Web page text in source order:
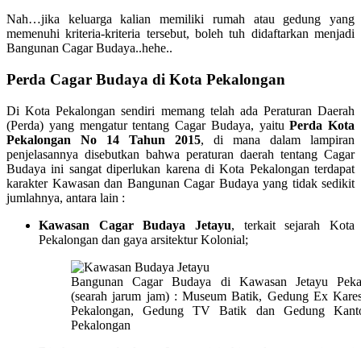
Nah…jika keluarga kalian memiliki rumah atau gedung yang
memenuhi kriteria-kriteria tersebut, boleh tuh didaftarkan menjadi
Bangunan Cagar Budaya..hehe..
Perda Cagar Budaya di Kota Pekalongan
Di Kota Pekalongan sendiri memang telah ada Peraturan Daerah
(Perda) yang mengatur tentang Cagar Budaya, yaituPerda Kota
Pekalongan No 14 Tahun 2015, di mana dalam lampiran
penjelasannya disebutkan bahwa peraturan daerah tentang Cagar
Budaya ini sangat diperlukan karena di Kota Pekalongan terdapat
karakter Kawasan dan Bangunan Cagar Budaya yang tidak sedikit
jumlahnya, antara lain :
Kawasan Cagar Budaya Jetayu, terkait sejarah Kota
Pekalongan dan gaya arsitektur Kolonial;
Bangunan Cagar Budaya di Kawasan Jetayu
(searah jarum jam) : Museum Batik, Gedung Ex
Pekalongan, Gedung TV Batik dan Gedung
Pekalongan